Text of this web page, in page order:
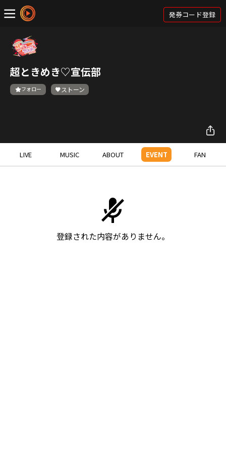
発券コード登録
超ときめき♡宣伝部
フォロー ストーン
LIVE MUSIC ABOUT EVENT FAN
登録された内容がありません。